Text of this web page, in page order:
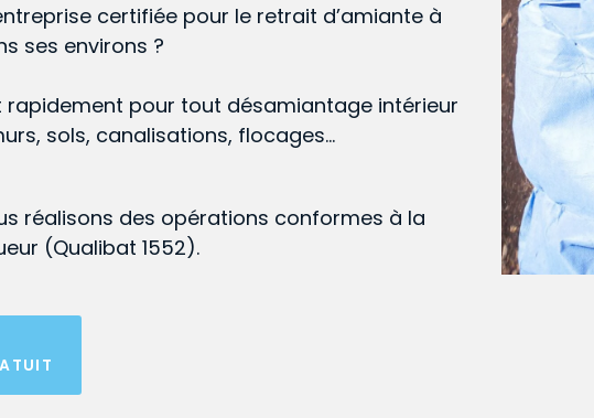
certifiée pour le retrait d’amiante à
ses environs ?
rapidement pour tout désamiantage intérieur
sols, canalisations, flocages…
réalisons des opérations conformes à la
(Qualibat 1552).